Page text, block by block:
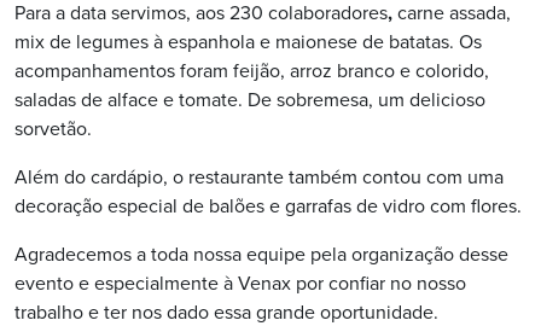
Para a data servimos, aos 230 colaboradores, carne assada,
mix de legumes à espanhola e maionese de batatas. Os
acompanhamentos foram feijão, arroz branco e colorido,
saladas de alface e tomate. De sobremesa, um delicioso
sorvetão.
Além do cardápio, o restaurante também contou com uma
decoração especial de balões e garrafas de vidro com flores.
Agradecemos a toda nossa equipe pela organização desse
evento e especialmente à Venax por confiar no nosso
trabalho e ter nos dado essa grande oportunidade.